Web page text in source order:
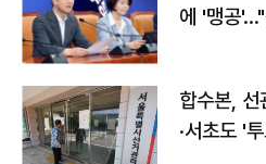
에 '맹공
합수본,
·서초도 '